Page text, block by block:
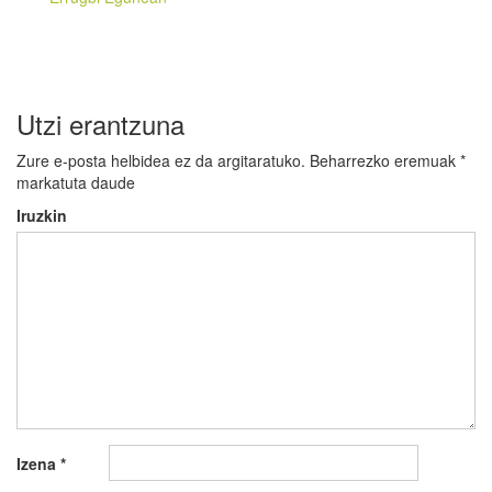
Utzi erantzuna
Zure e-posta helbidea ez da argitaratuko. Beharrezko eremuak *
markatuta daude
Iruzkin
Izena *